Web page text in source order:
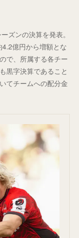
ズンの決算を発表。
億円から増額とな
で、所属する各チー
黒字決算であること
てチームへの配分金